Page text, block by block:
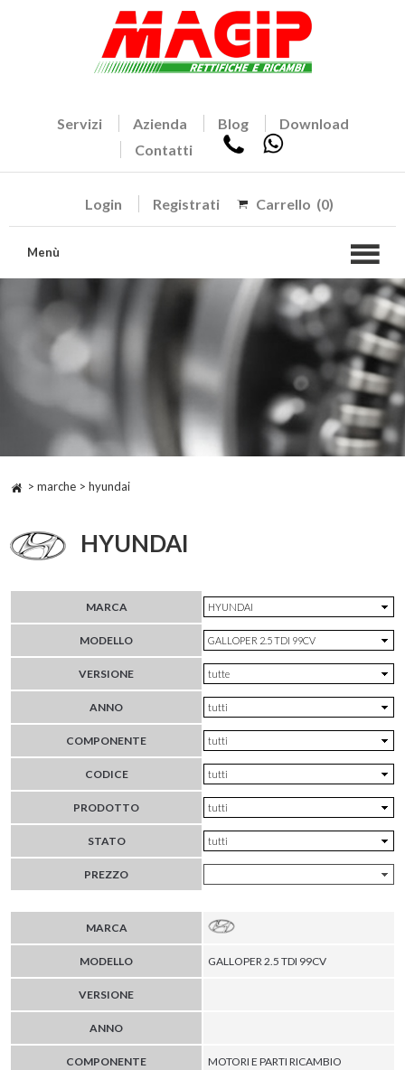
Servizi Azienda Blog
Download
Contatti
Login Registrati Carrello (0)
Menù
> marche > hyundai
HYUNDAI
MARCA
MODELLO
VERSIONE
ANNO
COMPONENTE
CODICE
PRODOTTO
STATO
PREZZO
MARCA
MODELLO GALLOPER 2.5 TDI 99CV
VERSIONE
ANNO
COMPONENTE MOTORI E PARTI RICAMBIO